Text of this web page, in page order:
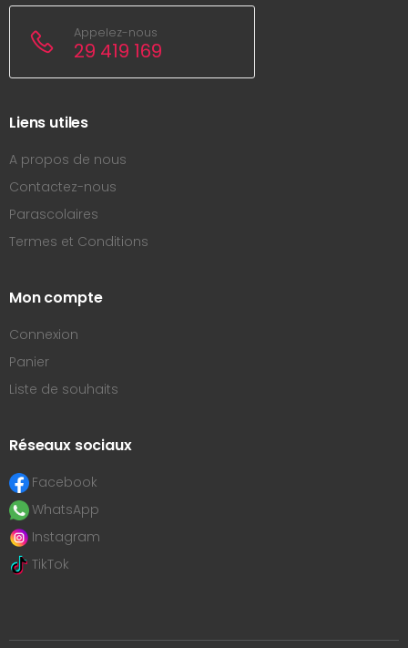
Appelez-nous
29 419 169
Liens utiles
A propos de nous
Contactez-nous
Parascolaires
Termes et Conditions
Mon compte
Connexion
Panier
Liste de souhaits
Réseaux sociaux
Facebook
WhatsApp
Instagram
TikTok